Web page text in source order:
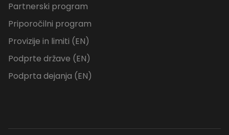
Partnerski program
Priporočilni program
Provizije in limiti (EN)
Podprte države (EN)
Podprta dejanja (EN)